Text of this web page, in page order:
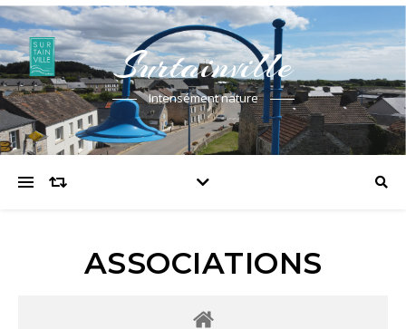
Surtainville
Intensément nature
ASSOCIATIONS